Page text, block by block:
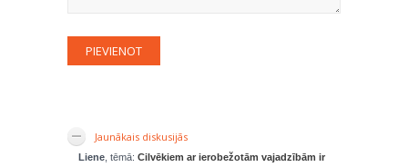
Jaunākais diskusijās
Liene , tēmā: Cilvēkiem ar ierobežotām vajadzībām ir